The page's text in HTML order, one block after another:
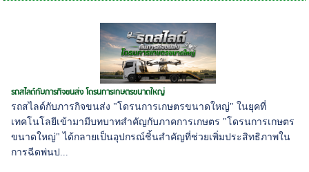
รถสไลด์กับภารกิจขนส่ง โดรนการเกษตรขนาดใหญ่
รถสไลด์กับภารกิจขนส่ง "โดรนการเกษตรขนาดใหญ่" ในยุคที่
เทคโนโลยีเข้ามามีบทบาทสำคัญกับภาคการเกษตร "โดรนการเกษตร
ขนาดใหญ่" ได้กลายเป็นอุปกรณ์ชิ้นสำคัญที่ช่วยเพิ่มประสิทธิภาพใน
การฉีดพ่นป...